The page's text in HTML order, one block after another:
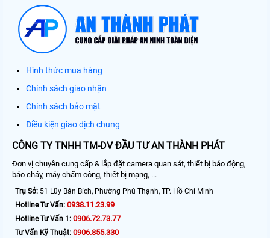
Hình thức mua hàng
Chính sách giao nhận
Chính sách bảo mật
Điều kiện giao dịch chung
CÔNG TY TNHH TM-DV ĐẦU TƯ AN THÀNH PHÁT
Đơn vị chuyên cung cấp & lắp đặt camera quan sát, thiết bị báo động,
báo cháy, máy chấm công, thiết bị mạng, ...
Trụ Sở: 51 Lũy Bán Bích, Phường Phú Thạnh, TP. Hồ Chí Minh
Hotline Tư Vấn: 0938.11.23.99
Hotline Tư Vấn 1: 0906.72.73.77
Tư Vấn Kỹ Thuật: 0906.855.330